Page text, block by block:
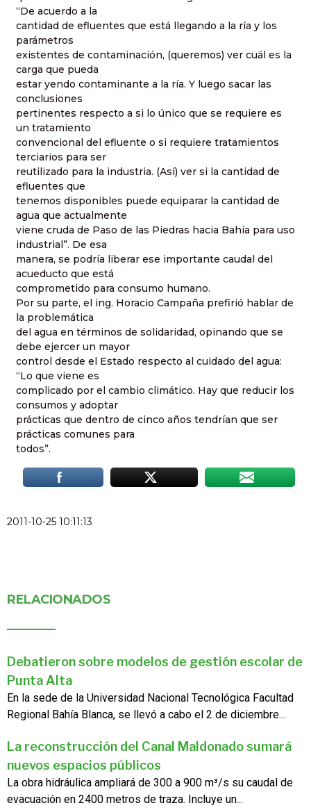
“De acuerdo a la
cantidad de efluentes que está llegando a la ría y los
parámetros
existentes de contaminación, (queremos) ver cuál es la
carga que pueda
estar yendo contaminante a la ría. Y luego sacar las
conclusiones
pertinentes respecto a si lo único que se requiere es
un tratamiento
convencional del efluente o si requiere tratamientos
terciarios para ser
reutilizado para la industria. (Así) ver si la cantidad de
efluentes que
tenemos disponibles puede equiparar la cantidad de
agua que actualmente
viene cruda de Paso de las Piedras hacia Bahía para uso
industrial”. De esa
manera, se podría liberar ese importante caudal del
acueducto que está
comprometido para consumo humano.
Por su parte, el ing. Horacio Campaña prefirió hablar de
la problemática
del agua en términos de solidaridad, opinando que se
debe ejercer un mayor
control desde el Estado respecto al cuidado del agua:
“Lo que viene es
complicado por el cambio climático. Hay que reducir los
consumos y adoptar
prácticas que dentro de cinco años tendrían que ser
prácticas comunes para
todos”.
2011-10-25 10:11:13
RELACIONADOS
Debatieron sobre modelos de gestión escolar de
Punta Alta
En la sede de la Universidad Nacional Tecnológica Facultad
Regional Bahía Blanca, se llevó a cabo el 2 de diciembre...
La reconstrucción del Canal Maldonado sumará
nuevos espacios públicos
La obra hidráulica ampliará de 300 a 900 m³/s su caudal de
evacuación en 2400 metros de traza. Incluye un...